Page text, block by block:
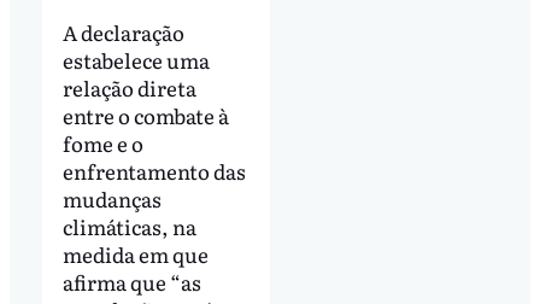
A declaração
estabelece uma
relação direta
entre o combate à
fome e o
enfrentamento das
mudanças
climáticas, na
medida em que
afirma que “as